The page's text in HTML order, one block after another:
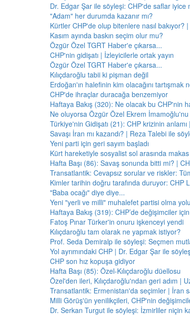
Dr. Edgar Şar ile söyleşi: CHP'de saflar iyice
"Adam" her durumda kazanır mı?
Kürtler CHP'de olup bitenlere nasıl
Kasım ayında baskın seçim olur mu?
Özgür Özel TGRT Haber'e çıkarsa...
CHP'nin gidişatı | İzleyicilerle ortak yayın
Özgür Özel TGRT Haber'e çıkarsa...
Kılıçdaroğlu tabii ki pişman değil
Erdoğan'ın halefinin kim olacağını tartışmak
CHP'de ihraçlar duracağa benzemiyor
Haftaya Bakış (320): Ne olacak bu CHP'nin
Ne oluyorsa Özgür Özel Ekrem İmamoğlu'nu
Türkiye'nin Gidişatı (21): CHP krizinin
Savaşı İran mı kazandı? | Reza Talebi ile
Yeni parti için geri sayım başladı
Kürt hareketiyle sosyalist sol arasında makas
Hafta Başı (86): Savaş sonunda bitti mi? |
Transatlantik: Cevapsız sorular ve riskler:
Kimler tarihin doğru tarafında duruyor: CHP
"Baba ocağı" diye diye...
Yeni "yerli ve milli" muhalefet partisi olma
Haftaya Bakış (319): CHP’de değişimciler
Fatoş Pınar Türker'in onuru işkenceyi yendi
Kılıçdaroğlu tam olarak ne yapmak istiyor?
Prof. Seda Demiralp ile söyleşi: Seçmen
Yol ayrımındaki CHP | Dr. Edgar Şar ile
CHP son hız kopuşa gidiyor
Hafta Başı (85): Özel-Kılıçdaroğlu düellosu
Özel'den ileri, Kılıçdaroğlu'ndan geri adım |
Transatlantik: Ermenistan'da seçimler | İran
Milli Görüş'ün yenilikçileri, CHP'nin
Dr. Serkan Turgut ile söyleşi: İzmirliler niçin